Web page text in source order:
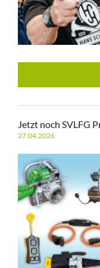
Jetzt noch SVLFG
27.04.2026